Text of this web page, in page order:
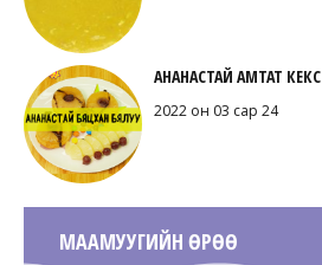
АНАНАСТАЙ АМТАТ КЕКС
2022 он 03 сар 24
МААМУУГИЙН ӨРӨӨ